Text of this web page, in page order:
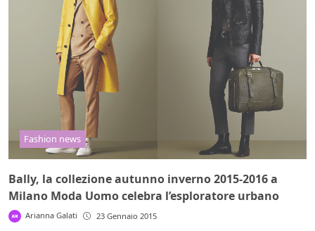
Fashion news
Bally, la collezione autunno inverno 2015-2016 a
Milano Moda Uomo celebra l’esploratore urbano
Arianna Galati 23 Gennaio 2015